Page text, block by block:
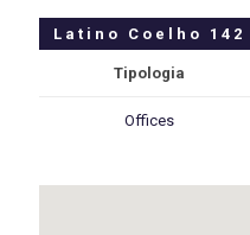
Latino Coelho 142
Tipologia
Offices